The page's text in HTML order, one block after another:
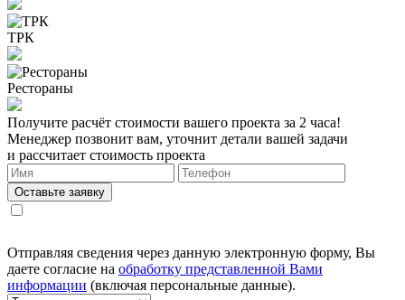
ТРК
Рестораны
Получите расчёт стоимости вашего проекта за 2 часа!
Менеджер позвонит вам, уточнит детали вашей задачи
и рассчитает стоимость проекта
Оставьте заявку
Отправляя сведения через данную электронную форму, Вы
даете согласие на обработку представленной Вами
информации (включая персональные данные).